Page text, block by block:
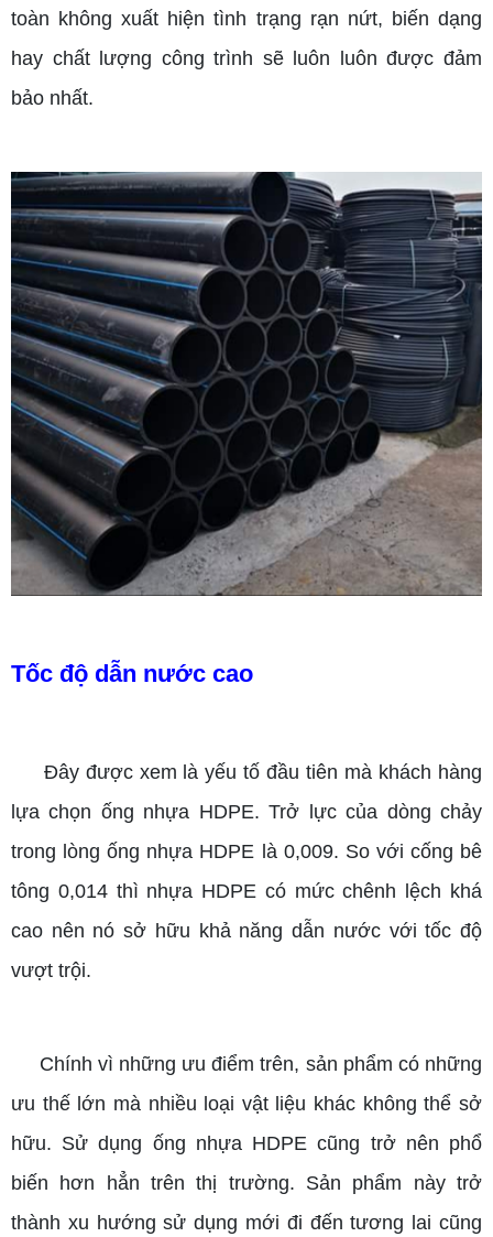
toàn không xuất hiện tình trạng rạn nứt, biến dạng
hay chất lượng công trình sẽ luôn luôn được đảm
bảo nhất.
Tốc độ dẫn nước cao
Đây được xem là yếu tố đầu tiên mà khách hàng
lựa chọn ống nhựa HDPE. Trở lực của dòng chảy
trong lòng ống nhựa HDPE là 0,009. So với cống bê
tông 0,014 thì nhựa HDPE có mức chênh lệch khá
cao nên nó sở hữu khả năng dẫn nước với tốc độ
vượt trội.
Chính vì những ưu điểm trên, sản phẩm có những
ưu thế lớn mà nhiều loại vật liệu khác không thể sở
hữu. Sử dụng ống nhựa HDPE cũng trở nên phổ
biến hơn hẳn trên thị trường. Sản phẩm này trở
thành xu hướng sử dụng mới đi đến tương lai cũng